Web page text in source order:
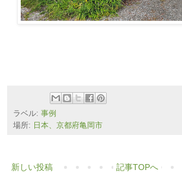
ラベル: 事例
場所: 日本、京都府亀岡市
新しい投稿 記事TOPへ